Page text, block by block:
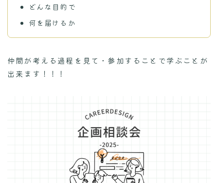
どんな目的で
何を届けるか
仲間が考える過程を見て・参加することで学ぶことが
出来ます！！！